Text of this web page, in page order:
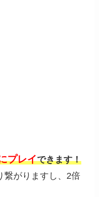
プレイできます！
繋がりますし、2倍